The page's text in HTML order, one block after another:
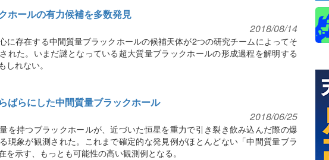
ホールの有力候補を多数発見
2018/08/14
に存在する中間質量ブラックホールの候補天体が2つの研究チームによってそ
れた。いまだ謎となっている超大質量ブラックホールの形成過程を解明する
れない。
ばらにした中間質量ブラックホール
2018/06/25
を持つブラックホールが、近づいた恒星を重力で引き裂き飲み込んだ際の爆
現象が観測された。これまで確定的な発見例がほとんどない「中間質量ブラ
を示す、もっとも可能性の高い観測例となる。